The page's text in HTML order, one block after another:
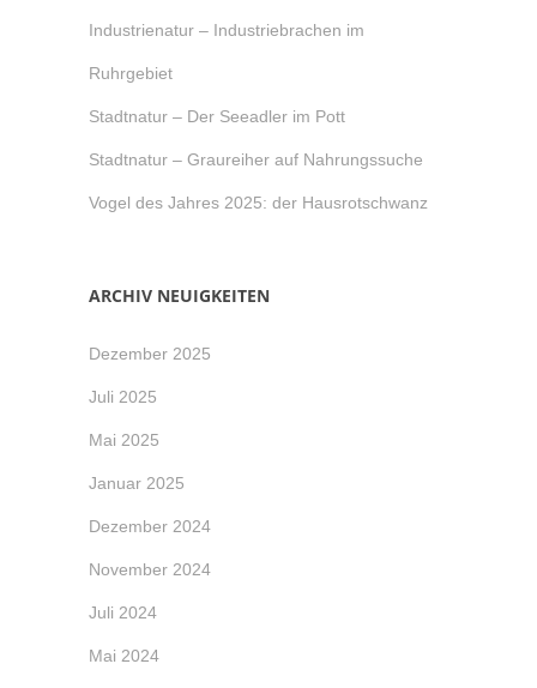
Industrienatur – Industriebrachen im
Ruhrgebiet
Stadtnatur – Der Seeadler im Pott
Stadtnatur – Graureiher auf Nahrungssuche
Vogel des Jahres 2025: der Hausrotschwanz
ARCHIV NEUIGKEITEN
Dezember 2025
Juli 2025
Mai 2025
Januar 2025
Dezember 2024
November 2024
Juli 2024
Mai 2024